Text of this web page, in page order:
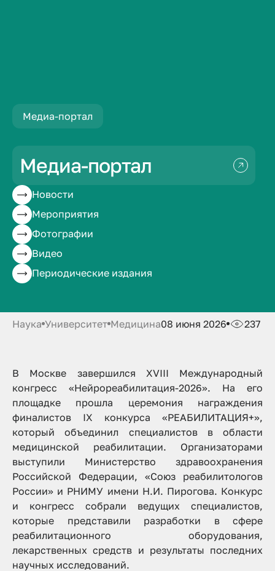
Медиа-портал
Медиа-портал
Новости
Мероприятия
Фотографии
Видео
Периодические издания
Новости Ученые ВолгГМУ победили на международном...
победили на
международном
конкурсе
реабилитационных
проектов
Наука Университет Медицина08 июня 2026 237
В Москве завершился XVIII Международный
конгресс «Нейрореабилитация-2026». На его
площадке прошла церемония награждения
финалистов IX конкурса «РЕАБИЛИТАЦИЯ+»,
который объединил специалистов в области
медицинской реабилитации. Организаторами
выступили Министерство здравоохранения
Российской Федерации, «Союз реабилитологов
России» и РНИМУ имени Н.И. Пирогова. Конкурс
и конгресс собрали ведущих специалистов,
которые представили разработки в сфере
реабилитационного оборудования,
лекарственных средств и результаты последних
научных исследований.